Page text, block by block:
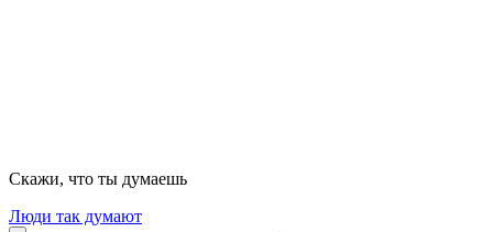
Скажи, что ты думаешь
Люди так думают